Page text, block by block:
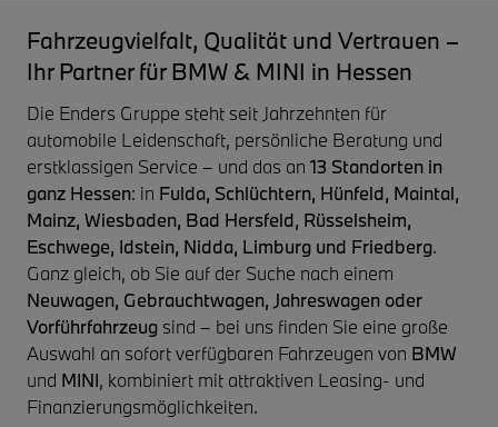
Fahrzeugvielfalt, Qualität und Vertrauen –
Ihr Partner für BMW & MINI in Hessen
Die Enders Gruppe steht seit Jahrzehnten für
automobile Leidenschaft, persönliche Beratung und
erstklassigen Service – und das an 13 Standorten in
ganz Hessen: in Fulda, Schlüchtern, Hünfeld, Maintal,
Mainz, Wiesbaden, Bad Hersfeld, Rüsselsheim,
Eschwege, Idstein, Nidda, Limburg und Friedberg.
Ganz gleich, ob Sie auf der Suche nach einem
Neuwagen, Gebrauchtwagen, Jahreswagen oder
Vorführfahrzeug sind – bei uns finden Sie eine große
Auswahl an sofort verfügbaren Fahrzeugen von BMW
und MINI, kombiniert mit attraktiven Leasing- und
Finanzierungsmöglichkeiten.